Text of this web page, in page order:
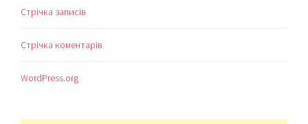
Стрічка записів
Стрічка коментарів
WordPress.org